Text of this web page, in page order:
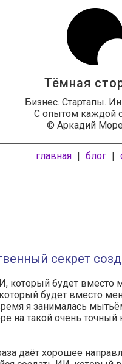
Тёмная
Бизнес. Стартапы.
С опытом каждой
© Аркадий
главная | блог |
секрет
который будет вместо
будет вместо
я занималась
на такой очень
даёт хорошее